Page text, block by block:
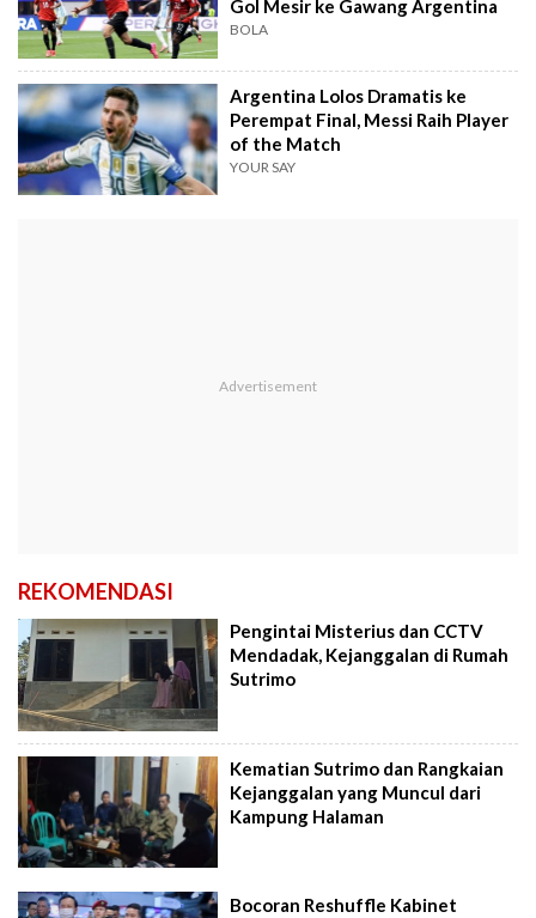
Gol Mesir ke Gawang Argentina
BOLA
Argentina Lolos Dramatis ke
Perempat Final, Messi Raih Player
of the Match
YOUR SAY
REKOMENDASI
Pengintai Misterius dan CCTV
Mendadak, Kejanggalan di Rumah
Sutrimo
Kematian Sutrimo dan Rangkaian
Kejanggalan yang Muncul dari
Kampung Halaman
Bocoran Reshuffle Kabinet